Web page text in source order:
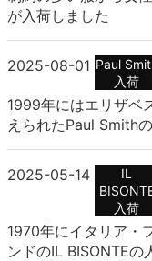
が入荷しました
2025-08-01 Paul
入荷
1999年にはエリザベ
えられたPaul Smith
2025-05-14
IL
入荷
1970年にイタリア・
ンドのIL BISONTEの